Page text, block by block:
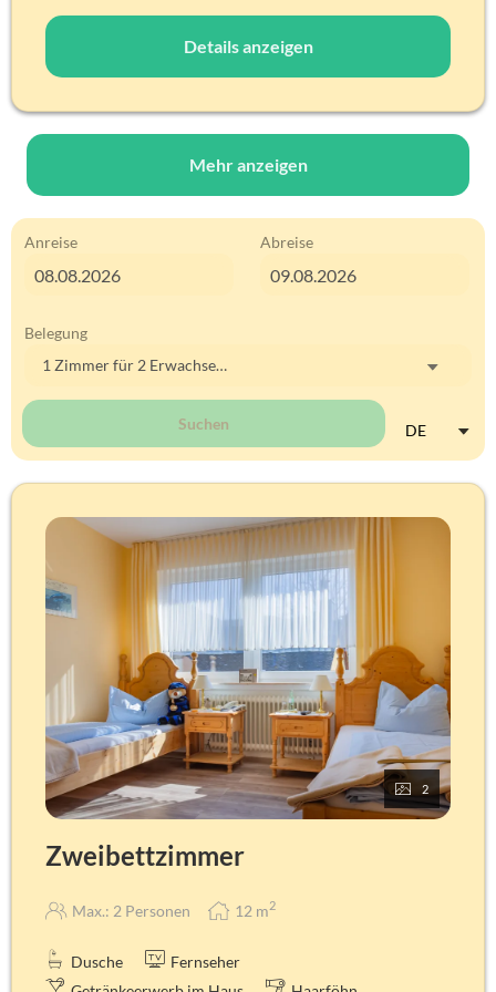
Details anzeigen
Mehr anzeigen
Anreise Abreise
Belegung
1 Zimmerfür 2 Erwachsene
Suchen DE
2
Zweibettzimmer
Max.: 2 Personen 12 m2
Dusche
Fernseher